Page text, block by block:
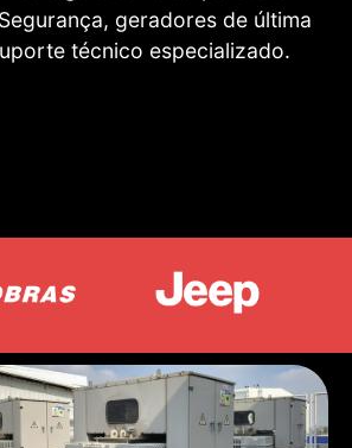
geradores de última
técnico especializado.